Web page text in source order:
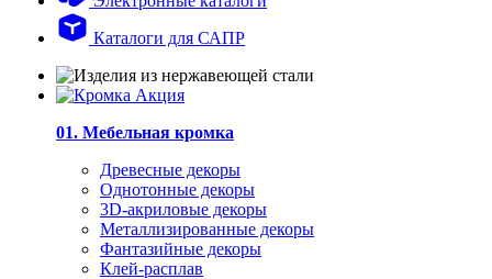
Каталоги для САПР
01. Мебельная кромка
Древесные декоры
Однотонные декоры
3D-акриловые декоры
Металлизированные декоры
Фантазийные декоры
Клей-расплав